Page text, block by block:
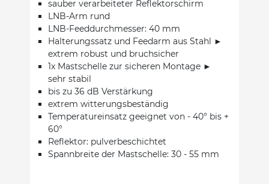
sauber verarbeiteter Reflektorschirm
LNB-Arm rund
LNB-Feeddurchmesser: 40 mm
Halterungssatz und Feedarm aus Stahl ►
extrem robust und bruchsicher
1x Mastschelle zur sicheren Montage ►
sehr stabil
bis zu 36 dB Verstärkung
extrem witterungsbeständig
Temperatureinsatz geeignet von - 40° bis +
60°
Reflektor: pulverbeschichtet
Spannbreite der Mastschelle: 30 - 55 mm